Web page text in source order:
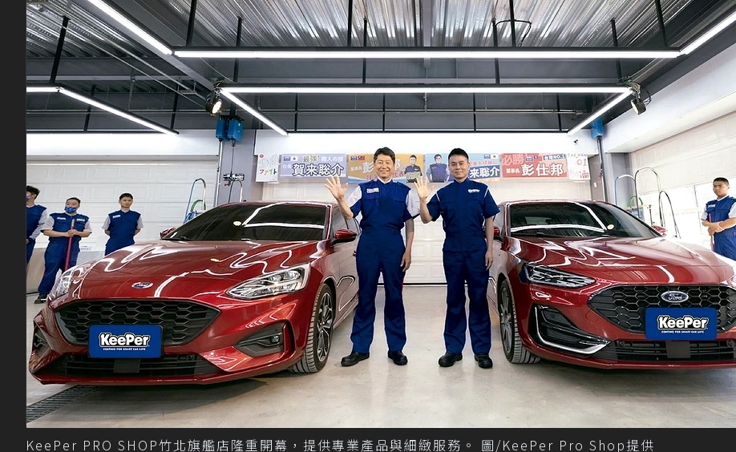
KeePer PRO SHOP竹北旗艦店隆重開幕，提供專業產品與細緻服務。 圖/KeePer Pro Shop提供